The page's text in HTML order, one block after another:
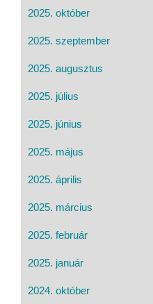
2025. október
2025. szeptember
2025. augusztus
2025. július
2025. június
2025. május
2025. április
2025. március
2025. február
2025. január
2024. október